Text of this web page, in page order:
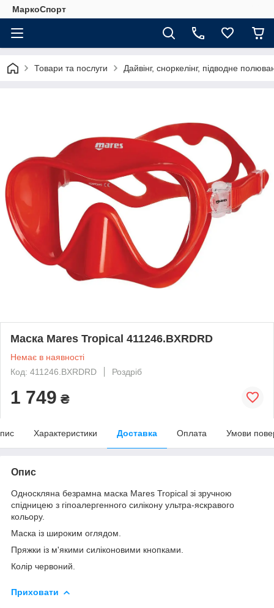
МаркоСпорт
Товари та послуги Дайвінг, сноркелінг, підводне
Маска Mares Tropical 411246.BXRDRD
Немає в наявності
Код: 411246.BXRDRD
Роздріб
1 749 ₴
Характеристики Доставка Оплата Умови
Опис
Односкляна безрамна маска Mares Tropical зі зручною
спідницею з гіпоалергенного силікону ультра-яскравого
кольору.
Маска із широким оглядом.
Пряжки із м'якими силіконовими кнопками.
Колір червоний.
Приховати